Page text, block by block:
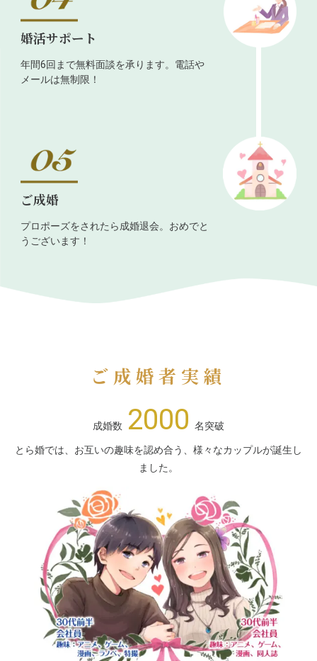
婚活サポート
年間6回まで無料面談を承ります。電話や
メールは無制限！
ご成婚
プロポーズをされたら成婚退会。おめでと
うございます！
ご成婚者実績
成婚数 2000 名突破
とら婚では、お互いの趣味を認め合う、様々なカップルが誕生し
ました。